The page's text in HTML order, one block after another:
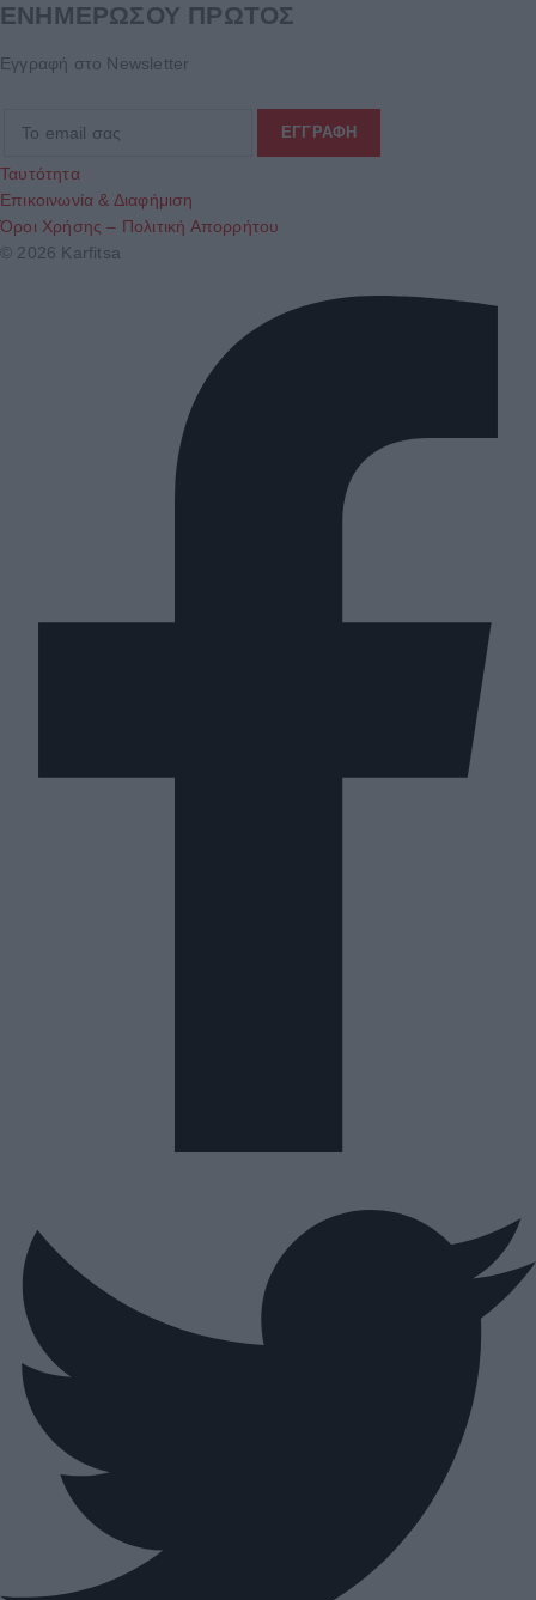
ΕΝΗΜΕΡΩΣΟΥ ΠΡΩΤΟΣ
Εγγραφή στο Newsletter
Ταυτότητα
Επικοινωνία & Διαφήμιση
Όροι Χρήσης – Πολιτική Απορρήτου
© 2026 Karfitsa